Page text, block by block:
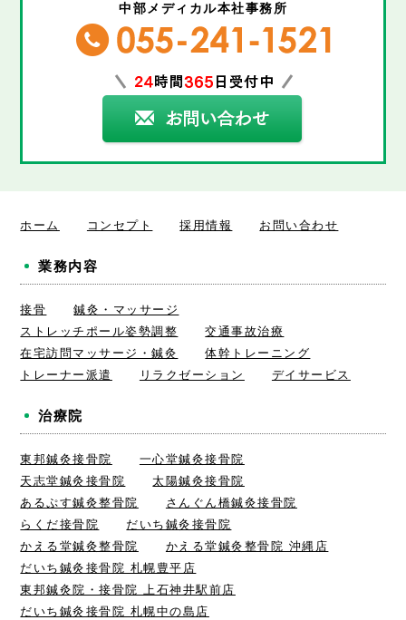
中部メディカル本社事務所
ホーム コンセプト 採用情報 お問い合わせ
業務内容
接骨
鍼灸・マッサージ
ストレッチポール姿勢調整
交通事故治療
在宅訪問マッサージ・鍼灸
体幹トレーニング
トレーナー派遣
リラクゼーション デイサービス
治療院
東邦鍼灸接骨院
一心堂鍼灸接骨院
天志堂鍼灸接骨院
太陽鍼灸接骨院
あるぷす鍼灸整骨院
さんぐん橋鍼灸接骨院
らくだ接骨院
だいち鍼灸接骨院
かえる堂鍼灸整骨院
かえる堂鍼灸整骨院 沖縄店
だいち鍼灸接骨院 札幌豊平店
東邦鍼灸院・接骨院 上石神井駅前店
だいち鍼灸接骨院 札幌中の島店